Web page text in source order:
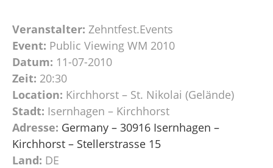
Veranstalter: Zehntfest.Events
Event: Public Viewing WM 2010
Datum: 11-07-2010
Zeit: 20:30
Location: Kirchhorst – St. Nikolai (Gelände)
Stadt: Isernhagen – Kirchhorst
Adresse: Germany – 30916 Isernhagen –
Kirchhorst – Stellerstrasse 15
Land: DE